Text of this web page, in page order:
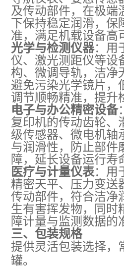
及传动部件，在极端
下保持稳定润滑，保
准，满足机载设备高
光学与检测仪器：用
仪、激光测距仪等设
构、微调导轨，洁净
避免污染光学镜片，
调节顺畅精准，提升
电子与办公精密设备
复印机的传动齿轮、
级传感器、微电机轴
与润滑性，防止部件
障，延长设备运行寿
医疗与计量仪表：用
精密天平、压力变送
传动部件，符合洁净
生有害挥发物，同时
障计量与监测数据的
三、包装规格
提供灵活包装选择，
罐。